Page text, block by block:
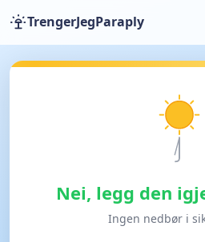
TrengerJegParaply
Nei, legg den
Ingen nedbør i